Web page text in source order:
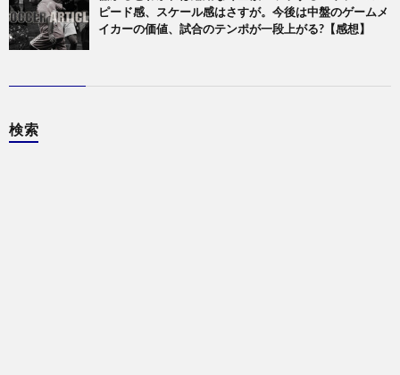
ピード感、スケール感はさすが。今後は中盤のゲームメ
イカーの価値、試合のテンポが一段上がる?【感想】
検索